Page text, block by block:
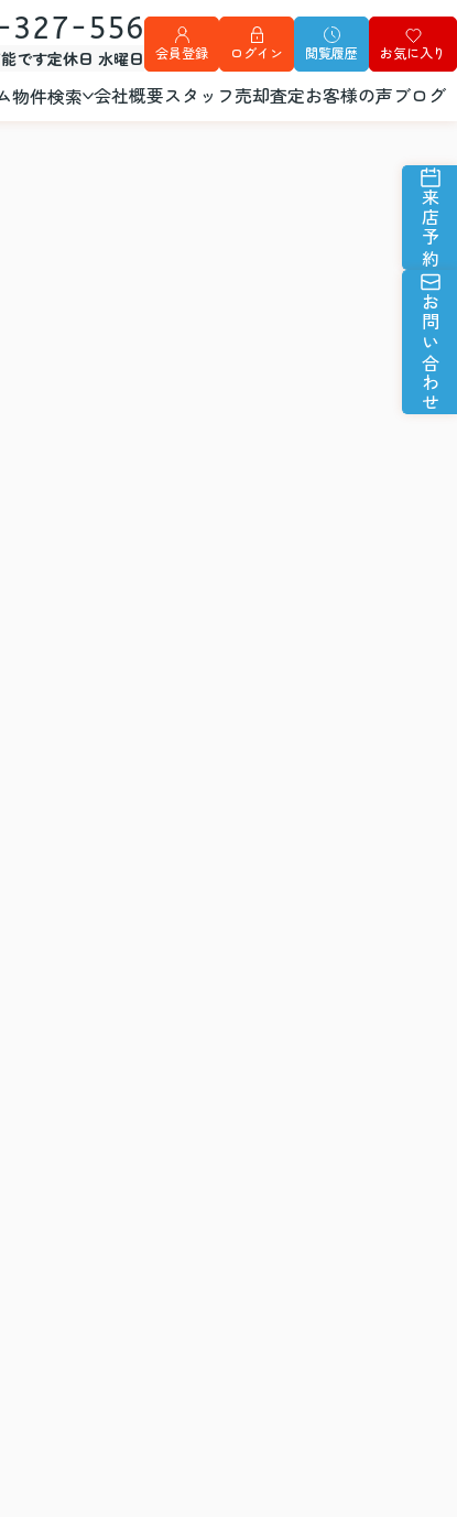
327-556
です定休日 水曜日 会員登録 ログイン 閲覧履歴 お気に入り
物件検索 会社概要スタッフ売却査定お客様の声ブログ
来店予約
お問い合わせ